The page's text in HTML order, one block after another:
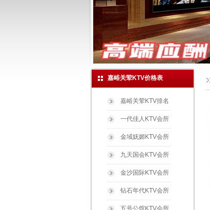
嘉峪关荤KTV价格表
嘉峪关荤KTV排名
一代佳人KTV会所
金域妩媚KTV会所
九天国会KTV会所
金沙国际KTV会所
钻石年代KTV会所
五号公馆KTV会所